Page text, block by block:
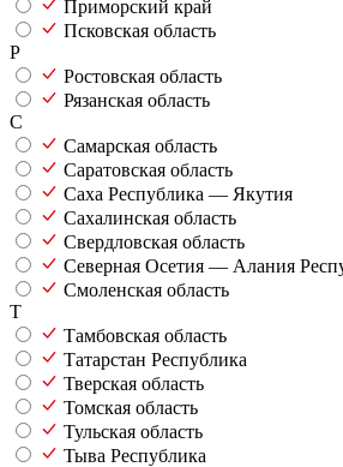
Приморский край
Псковская область
Р
Ростовская область
Рязанская область
С
Самарская область
Саратовская область
Саха Республика — Якутия
Сахалинская область
Свердловская область
Северная Осетия — Алания
Смоленская область
Т
Тамбовская область
Татарстан Республика
Тверская область
Томская область
Тульская область
Тыва Республика